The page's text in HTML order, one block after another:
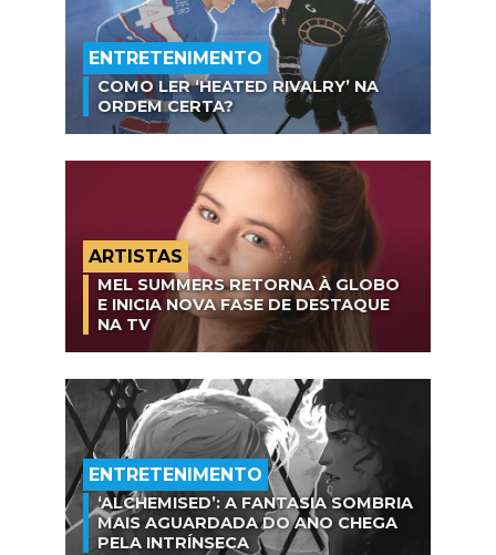
ENTRETENIMENTO
COMO LER ‘HEATED RIVALRY’ NA
ORDEM CERTA?
ARTISTAS
MEL SUMMERS RETORNA À GLOBO
E INICIA NOVA FASE DE DESTAQUE
NA TV
ENTRETENIMENTO
‘ALCHEMISED’: A FANTASIA SOMBRIA
MAIS AGUARDADA DO ANO CHEGA
PELA INTRÍNSECA